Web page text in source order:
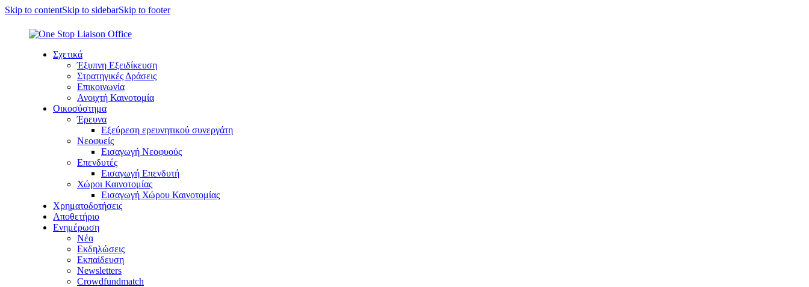
Skip to contentSkip to sidebarSkip to footer
Σχετικά
Έξυπνη Εξειδίκευση
Στρατηγικές Δράσεις
Επικοινωνία
Ανοιχτή Καινοτομία
Οικοσύστημα
Έρευνα
Εξεύρεση ερευνητικού συνεργάτη
Νεοφυείς
Εισαγωγή Νεοφυούς
Επενδυτές
Εισαγωγή Επενδυτή
Χώροι Καινοτομίας
Εισαγωγή Χώρου Καινοτομίας
Χρηματοδοτήσεις
Αποθετήριο
Ενημέρωση
Νέα
Εκδηλώσεις
Εκπαίδευση
Newsletters
Crowdfundmatch